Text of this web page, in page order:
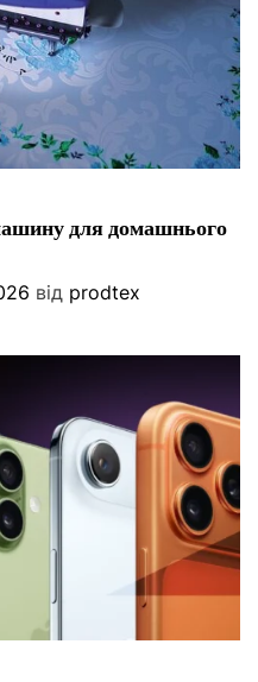
для домашнього
від prodtex